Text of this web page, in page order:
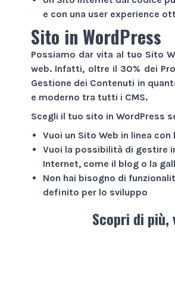
e con una user experience
Sito in WordPress
Possiamo dar vita al tuo Sito
web. Infatti, oltre il 30% dei
Gestione dei Contenuti in
e moderno tra tutti i CMS.
Scegli il tuo sito in WordPress
Vuoi un Sito Web in linea
Vuoi la possibilità di gestire
Internet, come il blog o la
Non hai bisogno di
definito per lo sviluppo
Scopri di